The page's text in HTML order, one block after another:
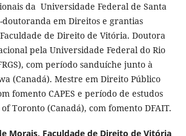
da Universidade Federal de Santa
doutoranda em Direitos e grantias
de Direito de Vitória. Doutora
pela Universidade Federal do Rio
com período sanduíche junto à
(Canadá). Mestre em Direito Público
fomento CAPES e período de estudos
Toronto (Canadá), com fomento DFAIT.
Morais, Faculdade de Direito de Vitória